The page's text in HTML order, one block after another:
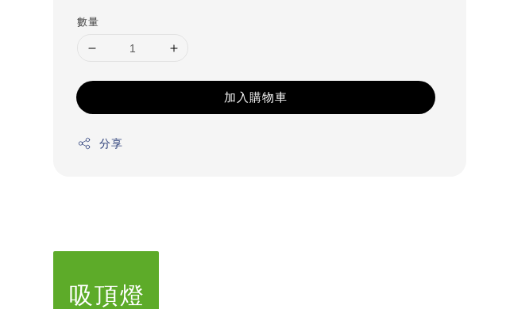
數量
加入購物車
分享
吸頂燈